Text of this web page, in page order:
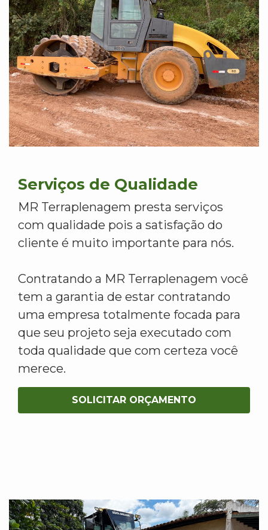
Serviços de Qualidade
MR Terraplenagem presta serviços
com qualidade pois a satisfação do
cliente é muito importante para nós.
Contratando a MR Terraplenagem você
tem a garantia de estar contratando
uma empresa totalmente focada para
que seu projeto seja executado com
toda qualidade que com certeza você
merece.
SOLICITAR ORÇAMENTO